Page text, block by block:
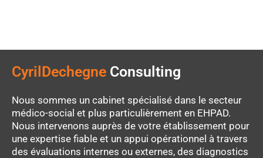
CyrilDechegne Consulting
Nous sommes un cabinet spécialisé dans le secteur
médico-social et plus particulièrement en EHPAD.
Nous intervenons auprès de votre établissement pour
une expertise fiable et un appui opérationnel à travers
des évaluations internes ou externes, des diagnostics